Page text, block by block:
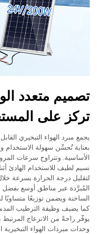
تصميم متعدد
تركز على
يجمع مبرد الهواء التبخيري
بعناية تُحسِّن سهولة الاستخدام
الأساسية. وتتراوح سرعات
نسيم لطيف للاستخدام الهادئ
لتقليل درجة الحرارة بسرعة
المُبرَّدة عبر مناطق أوسع بفضل
الساخنة ويضمن توزيعًا
كما يضيف وظيفة الترطيب
يوفّر راحةً من الانزعاج